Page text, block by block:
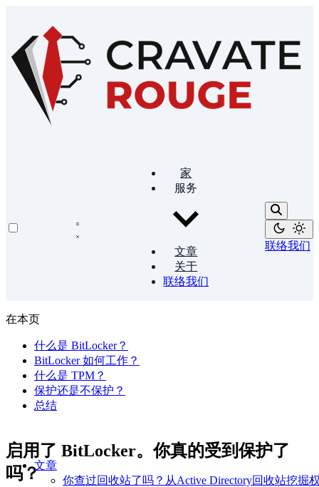
家
服务
文章
关于
联络我们
联络我们
文章
你查过回收站了吗？从Active Directory回收站挖掘
在本页
什么是 BitLocker？
BitLocker 如何工作？
什么是 TPM？
保护还是不保护？
总结
启用了 BitLocker。你真的受到保护了
吗？